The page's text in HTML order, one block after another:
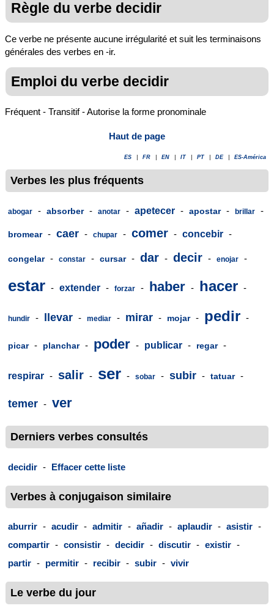
Règle du verbe decidir
Ce verbe ne présente aucune irrégularité et suit les terminaisons
générales des verbes en -ir.
Emploi du verbe decidir
Fréquent - Transitif - Autorise la forme pronominale
Haut de page
ES FR EN IT PT DE ES-América
Verbes les plus fréquents
abogar - absorber - anotar - apetecer - apostar - brillar -
bromear - caer - chupar - comer - concebir -
congelar - constar - cursar - dar - decir - enojar -
estar - extender - forzar - haber - hacer -
hundir - llevar - mediar - mirar - mojar - pedir -
picar - planchar - poder - publicar - regar -
respirar - salir - ser - sobar - subir - tatuar -
temer - ver
Derniers verbes consultés
decidir - Effacer cette liste
Verbes à conjugaison similaire
aburrir - acudir - admitir - añadir - aplaudir - asistir -
compartir - consistir - decidir - discutir - existir -
partir - permitir - recibir - subir - vivir
Le verbe du jour